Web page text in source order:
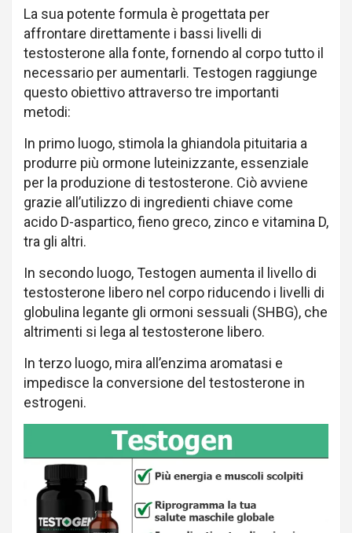
La sua potente formula è progettata per
affrontare direttamente i bassi livelli di
testosterone alla fonte, fornendo al corpo tutto il
necessario per aumentarli. Testogen raggiunge
questo obiettivo attraverso tre importanti
metodi:
In primo luogo, stimola la ghiandola pituitaria a
produrre più ormone luteinizzante, essenziale
per la produzione di testosterone. Ciò avviene
grazie all’utilizzo di ingredienti chiave come
acido D-aspartico, fieno greco, zinco e vitamina D,
tra gli altri.
In secondo luogo, Testogen aumenta il livello di
testosterone libero nel corpo riducendo i livelli di
globulina legante gli ormoni sessuali (SHBG), che
altrimenti si lega al testosterone libero.
In terzo luogo, mira all’enzima aromatasi e
impedisce la conversione del testosterone in
estrogeni.